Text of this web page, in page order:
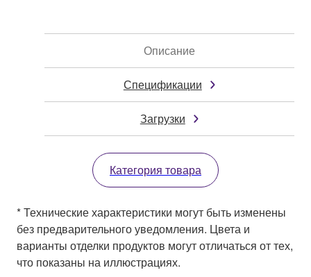
Описание
Спецификации
Загрузки
Категория товара
* Технические характеристики могут быть изменены
без предварительного уведомления. Цвета и
варианты отделки продуктов могут отличаться от тех,
что показаны на иллюстрациях.